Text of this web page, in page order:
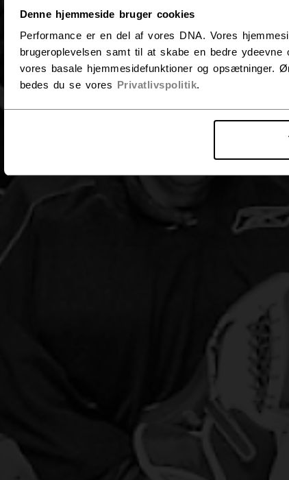
Denne hjemmeside bruger cookies
Performance er en del af vores DNA. Vores
brugeroplevelsen samt til at skabe en bedre
vores basale hjemmesidefunktioner og opsætninger.
bedes du se vores Privatlivspolitik.